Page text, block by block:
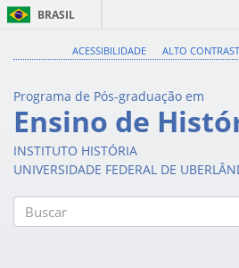
BRASIL
ACESSIBILIDADE ALTO
Programa de Pós-graduação em
Ensino de
INSTITUTO HISTÓRIA
UNIVERSIDADE FEDERAL DE